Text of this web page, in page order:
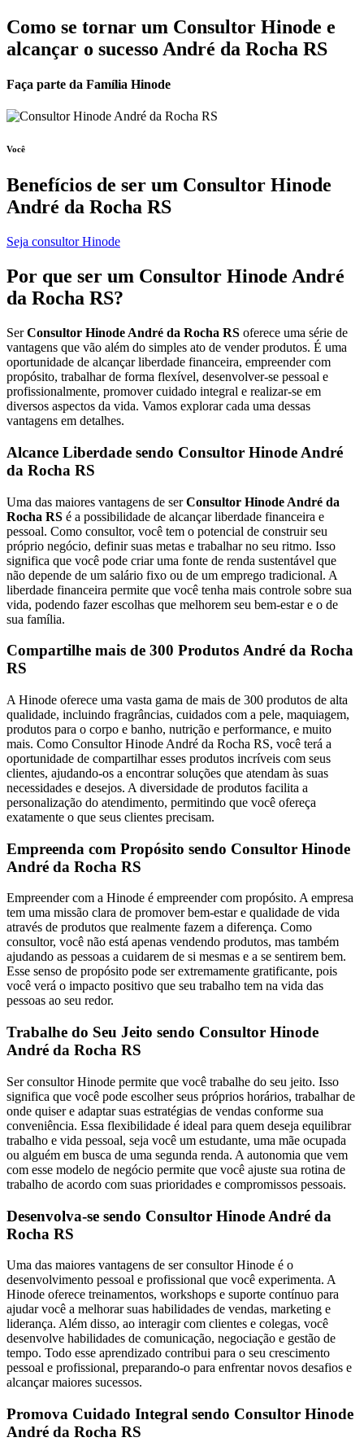
Como se tornar um Consultor Hinode e
alcançar o sucesso André da Rocha RS
Faça parte da Família Hinode
Você
Benefícios de ser um Consultor Hinode
André da Rocha RS
Seja consultor Hinode
Por que ser um Consultor Hinode André
da Rocha RS?
SerConsultor Hinode André da Rocha RS oferece uma série de
vantagens que vão além do simples ato de vender produtos. É uma
oportunidade de alcançar liberdade financeira, empreender com
propósito, trabalhar de forma flexível, desenvolver-se pessoal e
profissionalmente, promover cuidado integral e realizar-se em
diversos aspectos da vida. Vamos explorar cada uma dessas
vantagens em detalhes.
Alcance Liberdade sendo Consultor Hinode André
da Rocha RS
Uma das maiores vantagens de serConsultor Hinode André da
Rocha RS é a possibilidade de alcançar liberdade financeira e
pessoal. Como consultor, você tem o potencial de construir seu
próprio negócio, definir suas metas e trabalhar no seu ritmo. Isso
significa que você pode criar uma fonte de renda sustentável que
não depende de um salário fixo ou de um emprego tradicional. A
liberdade financeira permite que você tenha mais controle sobre sua
vida, podendo fazer escolhas que melhorem seu bem-estar e o de
sua família.
Compartilhe mais de 300 Produtos André da Rocha
RS
A Hinode oferece uma vasta gama de mais de 300 produtos de alta
qualidade, incluindo fragrâncias, cuidados com a pele, maquiagem,
produtos para o corpo e banho, nutrição e performance, e muito
mais. Como Consultor Hinode André da Rocha RS, você terá a
oportunidade de compartilhar esses produtos incríveis com seus
clientes, ajudando-os a encontrar soluções que atendam às suas
necessidades e desejos. A diversidade de produtos facilita a
personalização do atendimento, permitindo que você ofereça
exatamente o que seus clientes precisam.
Empreenda com Propósito sendo Consultor Hinode
André da Rocha RS
Empreender com a Hinode é empreender com propósito. A empresa
tem uma missão clara de promover bem-estar e qualidade de vida
através de produtos que realmente fazem a diferença. Como
consultor, você não está apenas vendendo produtos, mas também
ajudando as pessoas a cuidarem de si mesmas e a se sentirem bem.
Esse senso de propósito pode ser extremamente gratificante, pois
você verá o impacto positivo que seu trabalho tem na vida das
pessoas ao seu redor.
Trabalhe do Seu Jeito sendo Consultor Hinode
André da Rocha RS
Ser consultor Hinode permite que você trabalhe do seu jeito. Isso
significa que você pode escolher seus próprios horários, trabalhar de
onde quiser e adaptar suas estratégias de vendas conforme sua
conveniência. Essa flexibilidade é ideal para quem deseja equilibrar
trabalho e vida pessoal, seja você um estudante, uma mãe ocupada
ou alguém em busca de uma segunda renda. A autonomia que vem
com esse modelo de negócio permite que você ajuste sua rotina de
trabalho de acordo com suas prioridades e compromissos pessoais.
Desenvolva-se sendo Consultor Hinode André da
Rocha RS
Uma das maiores vantagens de ser consultor Hinode é o
desenvolvimento pessoal e profissional que você experimenta. A
Hinode oferece treinamentos, workshops e suporte contínuo para
ajudar você a melhorar suas habilidades de vendas, marketing e
liderança. Além disso, ao interagir com clientes e colegas, você
desenvolve habilidades de comunicação, negociação e gestão de
tempo. Todo esse aprendizado contribui para o seu crescimento
pessoal e profissional, preparando-o para enfrentar novos desafios e
alcançar maiores sucessos.
Promova Cuidado Integral sendo Consultor Hinode
André da Rocha RS